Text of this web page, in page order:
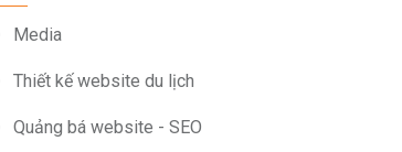
Media
Thiết kế website du lịch
Quảng bá website - SEO